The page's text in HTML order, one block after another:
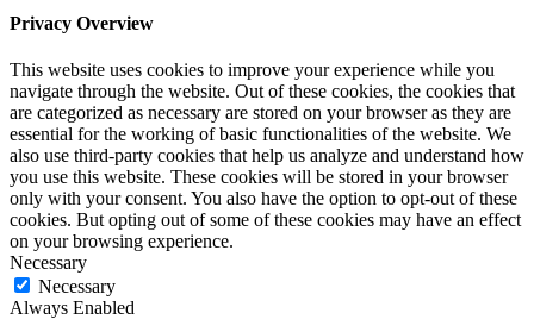
Privacy Overview
This website uses cookies to improve your experience while you
navigate through the website. Out of these cookies, the cookies that
are categorized as necessary are stored on your browser as they are
essential for the working of basic functionalities of the website. We
also use third-party cookies that help us analyze and understand how
you use this website. These cookies will be stored in your browser
only with your consent. You also have the option to opt-out of these
cookies. But opting out of some of these cookies may have an effect
on your browsing experience.
Necessary
Necessary
Always Enabled